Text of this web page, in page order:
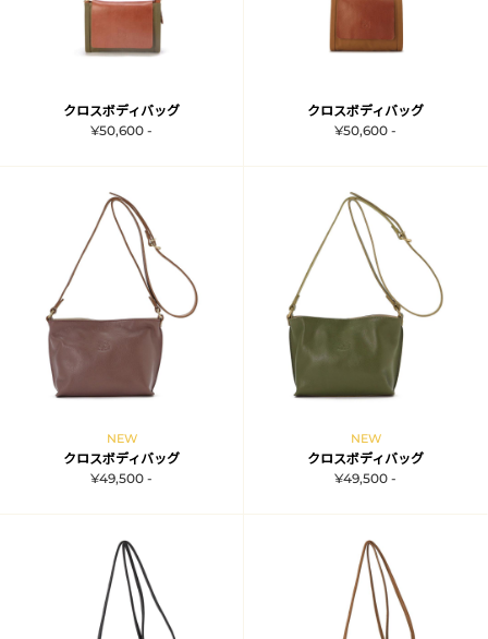
クロスボディバッグ
¥50,600 -
クロスボディバッグ
¥50,600 -
NEW
クロスボディバッグ
¥49,500 -
NEW
クロスボディバッグ
¥49,500 -